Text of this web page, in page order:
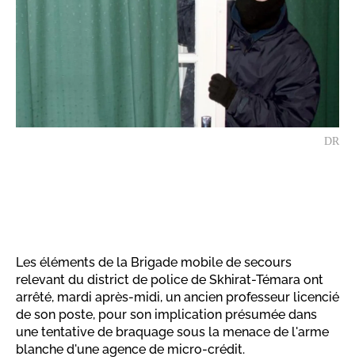
DR
Les éléments de la Brigade mobile de secours
relevant du district de police de Skhirat-Témara ont
arrêté, mardi après-midi, un ancien professeur licencié
de son poste, pour son implication présumée dans
une tentative de braquage sous la menace de l'arme
blanche d'une agence de micro-crédit.